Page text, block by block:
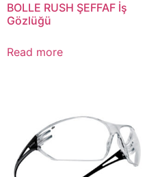
BOLLE RUSH ŞEFFAF İş
Gözlüğü
Read more